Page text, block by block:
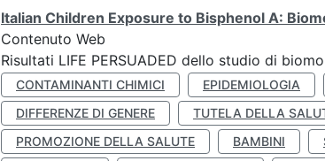
Italian Children Exposure to Bisphenol A:
Contenuto Web
Risultati LIFE PERSUADED dello studio di
CONTAMINANTI CHIMICI EPIDEMIOLOGIA
DIFFERENZE DI GENERE
TUTELA DELLA
PROMOZIONE DELLA SALUTE
BAMBINI